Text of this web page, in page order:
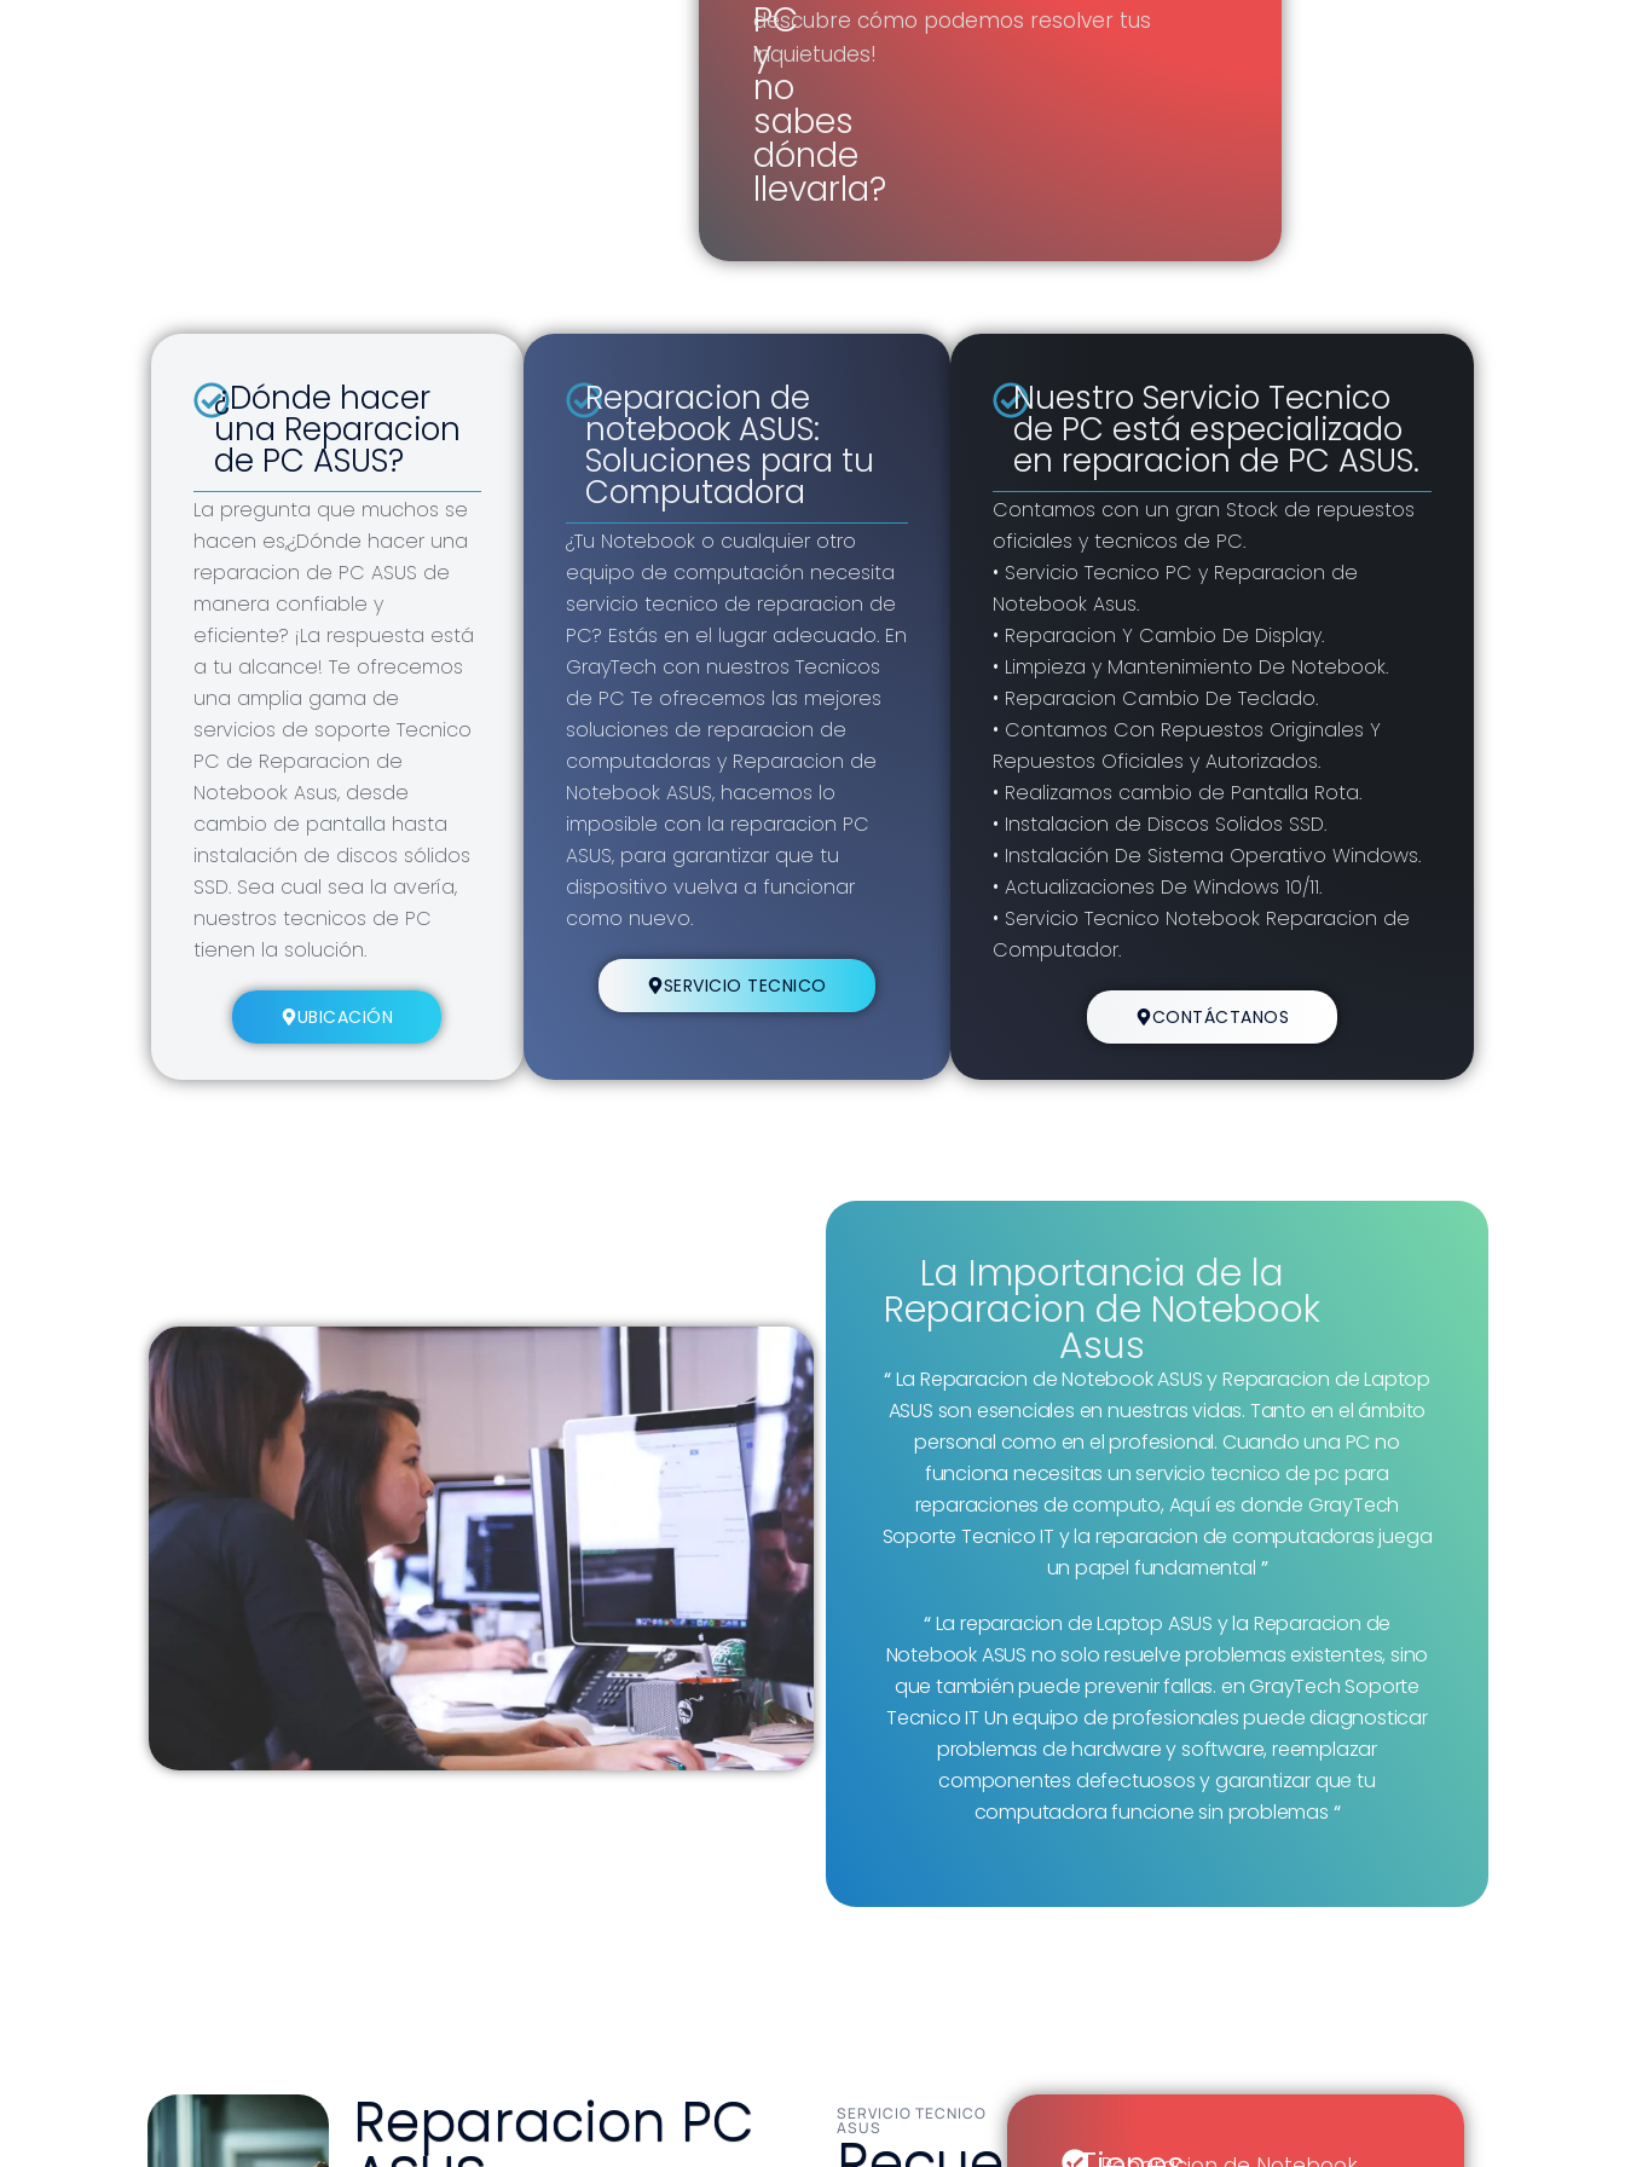
PC
y
no
sabes
dónde
llevarla?
descubre cómo podemos resolver tus
inquietudes!
¿Dónde hacer
una Reparacion
de PC ASUS?
La pregunta que muchos se
hacen es,¿Dónde hacer una
reparacion de PC ASUS de
manera confiable y
eficiente? ¡La respuesta está
a tu alcance! Te ofrecemos
una amplia gama de
servicios de soporte Tecnico
PC de Reparacion de
Notebook Asus, desde
cambio de pantalla hasta
instalación de discos sólidos
SSD. Sea cual sea la avería,
nuestros tecnicos de PC
tienen la solución.
UBICACIÓN
Reparacion de
notebook ASUS:
Soluciones para tu
Computadora
¿Tu Notebook o cualquier otro
equipo de computación necesita
servicio tecnico de reparacion de
PC? Estás en el lugar adecuado. En
GrayTech con nuestros Tecnicos
de PC Te ofrecemos las mejores
soluciones de reparacion de
computadoras y Reparacion de
Notebook ASUS, hacemos lo
imposible con la reparacion PC
ASUS, para garantizar que tu
dispositivo vuelva a funcionar
como nuevo.
SERVICIO TECNICO
Nuestro Servicio Tecnico
de PC está especializado
en reparacion de PC ASUS.
Contamos con un gran Stock de repuestos
oficiales y tecnicos de PC.
• Servicio Tecnico PC y Reparacion de
Notebook Asus.
• Reparacion Y Cambio De Display.
• Limpieza y Mantenimiento De Notebook.
• Reparacion Cambio De Teclado.
• Contamos Con Repuestos Originales Y
Repuestos Oficiales y Autorizados.
• Realizamos cambio de Pantalla Rota.
• Instalacion de Discos Solidos SSD.
• Instalación De Sistema Operativo Windows.
• Actualizaciones De Windows 10/11.
• Servicio Tecnico Notebook Reparacion de
Computador.
CONTÁCTANOS
La Importancia de la
Reparacion de Notebook
Asus
“La Reparacion de Notebook ASUS yReparacion de Laptop
ASUS son esenciales en nuestras vidas. Tanto en el ámbito
personal como en el profesional. Cuando una PC no
funciona necesitas un servicio tecnico de pc para
reparaciones de computo, Aquí es donde GrayTech
Soporte Tecnico IT y la reparacion de computadoras juega
un papel fundamental ”
“La reparacion de Laptop ASUS y la Reparacion de
Notebook ASUS no solo resuelve problemas existentes, sino
que también puede prevenir fallas. en GrayTech Soporte
Tecnico IT Un equipo de profesionales puede diagnosticar
problemas de hardware y software, reemplazar
componentes defectuosos y garantizar que tu
computadora funcione sin problemas “
Reparacion PC SERVICIO TECNICO
ASUS